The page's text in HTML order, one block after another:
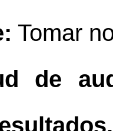
Tomar
de